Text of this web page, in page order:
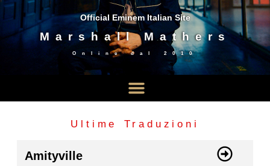
Official Eminem Italian Site
Marshall Mathers
Online dal2010
Ultime Traduzioni
Amityville